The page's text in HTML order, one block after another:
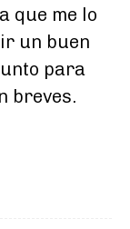
que me lo
un buen
para
breves.